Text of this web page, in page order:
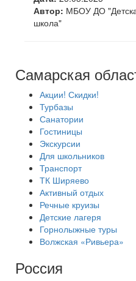
Автор: МБОУ ДО
школа"
Самарская
Акции! Скидки!
Турбазы
Санатории
Гостиницы
Экскурсии
Для школьников
Транспорт
ТК Ширяево
Активный отдых
Речные круизы
Детские лагеря
Горнолыжные туры
Волжская «Ривьера»
Россия